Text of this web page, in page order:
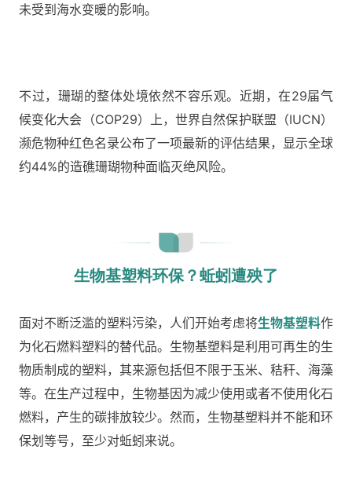
未受到海水变暖的影响。
不过，珊瑚的整体处境依然不容乐观。近期，在29届气
候变化大会（COP29）上，世界自然保护联盟（IUCN）
濒危物种红色名录公布了一项最新的评估结果，显示全球
约44%的造礁珊瑚物种面临灭绝风险。
生物基塑料环保？蚯蚓遭殃了
面对不断泛滥的塑料污染，人们开始考虑将生物基塑料作
为化石燃料塑料的替代品。生物基塑料是利用可再生的生
物质制成的塑料，其来源包括但不限于玉米、秸秆、海藻
等。在生产过程中，生物基因为减少使用或者不使用化石
燃料，产生的碳排放较少。然而，生物基塑料并不能和环
保划等号，至少对蚯蚓来说。